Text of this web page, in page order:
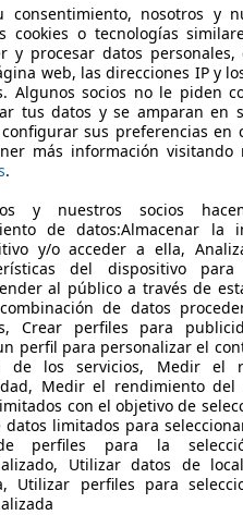
GR Sport
€
01/2023
consentimiento, nosotros y
cookies o tecnologías
y procesar datos
web, las direcciones IP y
Algunos socios no le piden
tus datos y se amparan en
configurar sus preferencias en
más información visitando
.
y nuestros socios
de datos:Almacenar la
y/o acceder a ella,
del dispositivo
al público a través de
de datos
Crear perfiles para
perfil para personalizar el
de los servicios, Medir el
Medir el rendimiento del
con el objetivo de
datos limitados para
perfiles para la
Utilizar datos de
Utilizar perfiles para